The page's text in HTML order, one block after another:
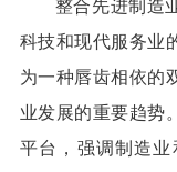
整合先进制造
科技和现代服务业
为一种唇齿相依的
业发展的重要趋势
平台，强调制造